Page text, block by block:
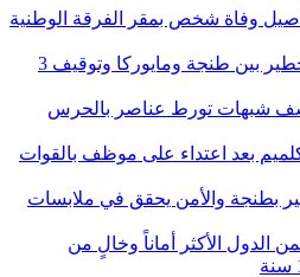
وفاة شخص بمقر الفرقة الوطنية
إحباط مخطط إرهابي خطير بين طنجة ومايوركا وتوقيف 3
شبهات تورط عناصر بالحرس
بعد اعتداء على موظف بالقوات
بطنجة والأمن يحقق في ملابسات
الدول الأكثر أماناً وخالٍ من